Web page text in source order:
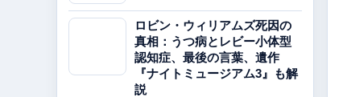
ロビン・ウィリアムズ死因の
真相：うつ病とレビー小体型
認知症、最後の言葉、遺作
『ナイトミュージアム3』も解
説